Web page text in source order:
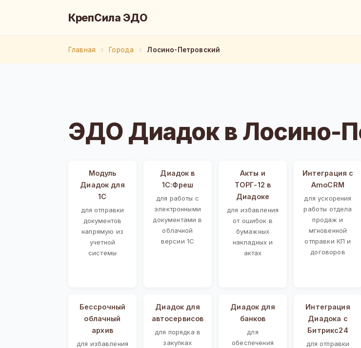
КрепСила ЭДО
Главная Города Лосино-Петровский
ЭДО Диадок в Лосино-
Модуль
Диадок для
1С
для отправки
документов
напрямую из
учетной
системы
Диадок в
1С:Фреш
для работы с
электронными
документами в
облачной
версии 1С
Акты и
ТОРГ-12 в
Диадоке
для избавления
от ошибок в
бумажных
накладных и
актах
Интеграция с
AmoCRM
для ускорения
работы отдела
продаж и
мгновенной
отправки КП и
договоров
Бессрочный
облачный
архив
для избавления
Диадок для
автосервисов
для порядка в
закупках
Диадок для
банков
для
обеспечения
Интеграция
Диадока с
Битрикс24
для отправки